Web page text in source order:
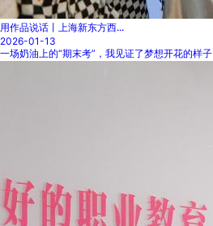
用作品说话丨上海新东方西...
2026-01-13
一场奶油上的“期末考”，我见证了梦想开花的样子